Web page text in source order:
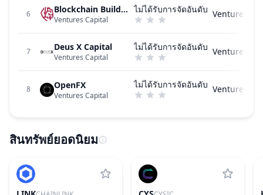
6 Blockchain Builders Fund
Ventures Capital
ไม่ได้รับการจัดอันดับ Ventures
7 Deus X Capital
Ventures Capital
ไม่ได้รับการจัดอันดับ Ventures
8 OpenFX
Ventures Capital
ไม่ได้รับการจัดอันดับ Ventures
สินทรัพย์ยอดนิยม